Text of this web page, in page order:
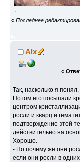
.
« Последнее
Alx
«
Так, насколько я
Потом его посыпали
центром
росли и кварц и
подтверждение этой
действительно на
Хорошо.
- Но почему же они
если они росли в